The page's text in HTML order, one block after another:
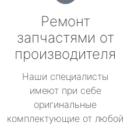
Ремонт
запчастями от
производителя
Наши специалисты
имеют при себе
оригинальные
комплектующие от любой